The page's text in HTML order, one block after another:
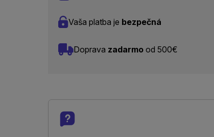
Vaša platba je bezpečná
Doprava zadarmo od 500€